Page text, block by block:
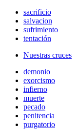
sacrificio
salvacion
sufrimiento
tentación
Nuestras cruces
demonio
exorcismo
infierno
muerte
pecado
penitencia
purgatorio